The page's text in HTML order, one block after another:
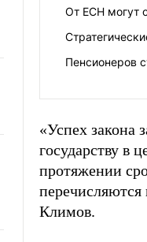
От ЕСН могут
Пенсионеров
«Успех закона
государству в
протяжении
перечисляются
Климов.